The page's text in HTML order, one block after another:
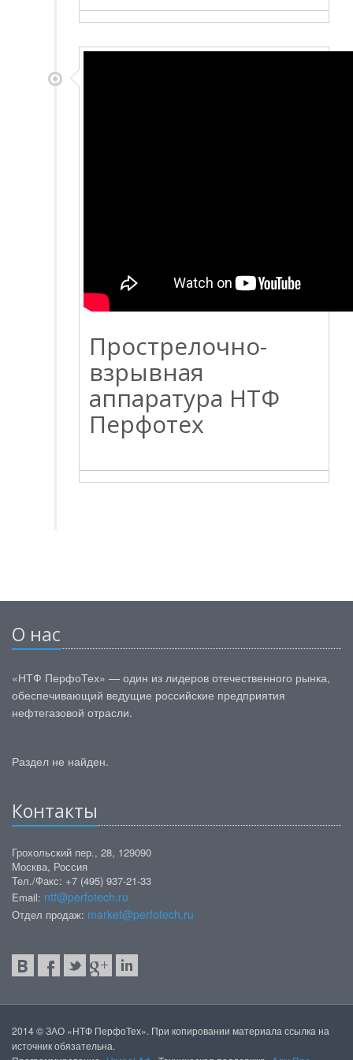
Прострелочно-
взрывная
аппаратура НТФ
Перфотех
О нас
«НТФ ПерфоТех» — один из лидеров отечественного рынка,
обеспечивающий ведущие российские предприятия
нефтегазовой отрасли.
Раздел не найден.
Контакты
Грохольский пер., 28, 129090
Москва, Россия
Тел./Факс: +7 (495) 937-21-33
Email: ntf@perfotech.ru
Отдел продаж: market@perfotech.ru
2014 © ЗАО «НТФ ПерфоТех». При копировании материала ссылка на
источник обязательна.